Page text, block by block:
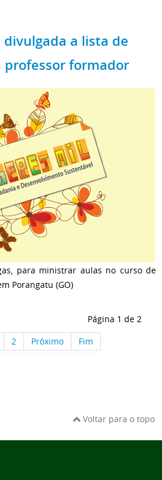
a lista de
professor formador
para ministrar aulas no curso de
Porangatu (GO)
Página 1 de 2
2 Próximo Fim
Voltar para o topo